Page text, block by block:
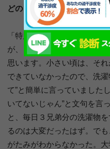
どのようなサポートを行っ
「特別何かをサポートして
が、３兄弟だったので、洗
思います。小さい頃は、そ
できていなかったので、洗
て”と簡単に言っていました
いてないじゃん”と文句を言
と、毎日３兄弟分の洗濯物
るのは大変だったはず。で
がたみがわからなかった。